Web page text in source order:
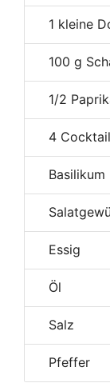
1 kleine
100 g
1/2
4
Basilikum
Essig
Öl
Salz
Pfeffer